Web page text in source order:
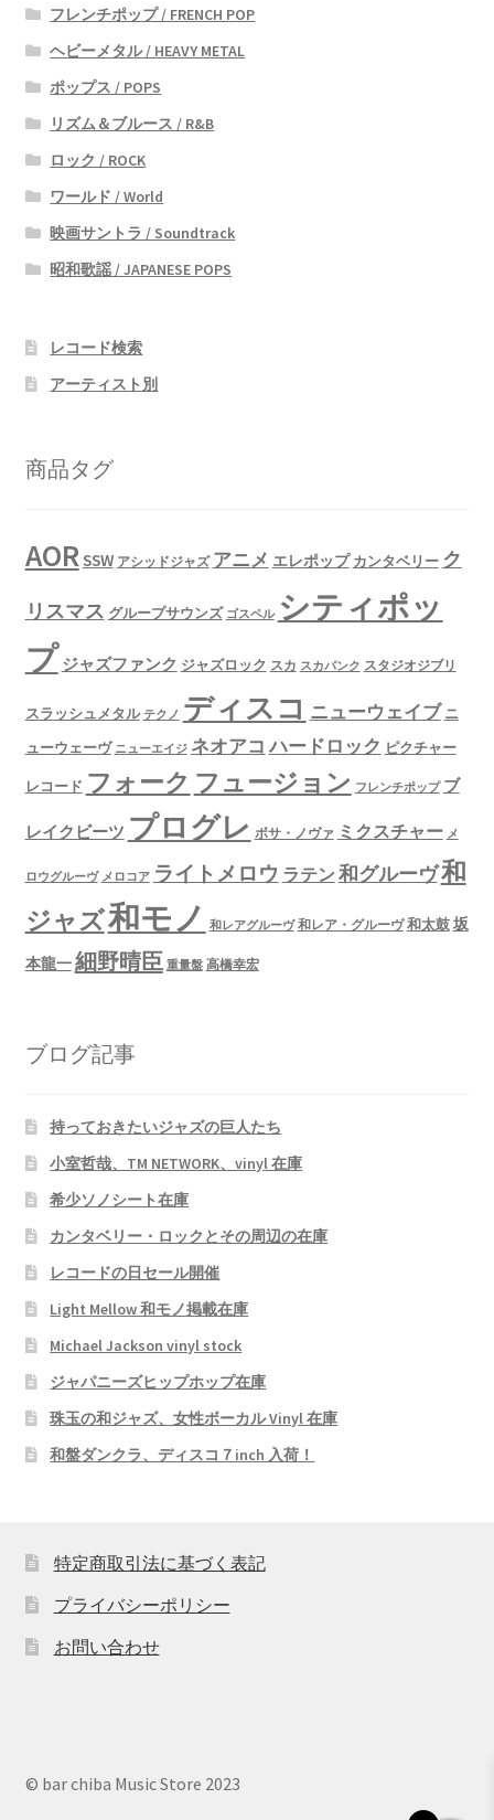
フレンチポップ / FRENCH POP
ヘビーメタル / HEAVY METAL
ポップス / POPS
リズム＆ブルース / R&B
ロック / ROCK
ワールド / World
映画サントラ / Soundtrack
昭和歌謡 / JAPANESE POPS
レコード検索
アーティスト別
商品タグ
AORSSW アシッドジャズ アニメ エレポップ カンタベリー ク
リスマス グループサウンズ ゴスペル シティポッ
プ ジャズファンク ジャズロック スカ スカパンク スタジオジブリ
スラッシュメタル テクノ ディスコ ニューウェイブ ニ
ューウェーヴ ニューエイジ ネオアコ ハードロック ピクチャー
レコード フォーク フュージョン フレンチポップ ブ
レイクビーツ プログレ ボサ・ノヴァ ミクスチャー メ
ロウグルーヴ メロコア ライトメロウ ラテン 和グルーヴ和
ジャズ和モノ 和レアグルーヴ 和レア・グルーヴ 和太鼓坂
本龍一細野晴臣 重量盤 高橋幸宏
ブログ記事
持っておきたいジャズの巨人たち
小室哲哉、TM NETWORK、vinyl 在庫
希少ソノシート在庫
カンタベリー・ロックとその周辺の在庫
レコードの日セール開催
Light Mellow 和モノ掲載在庫
Michael Jackson vinyl stock
ジャパニーズヒップホップ在庫
珠玉の和ジャズ、女性ボーカル Vinyl 在庫
和盤ダンクラ、ディスコ７inch 入荷！
特定商取引法に基づく表記
プライバシーポリシー
お問い合わせ
© bar chiba Music Store 2023